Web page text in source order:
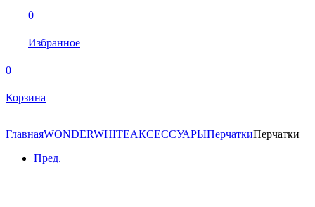
0
Избранное
0
Корзина
ГлавнаяWONDERWHITEАКСЕССУАРЫПерчаткиПерчатки
Пред.